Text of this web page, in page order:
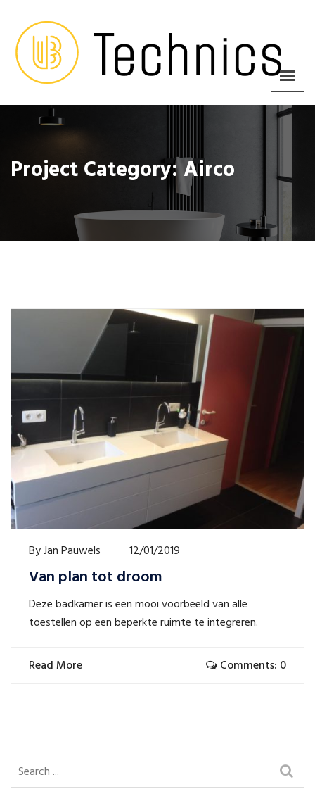
Project Category:Airco
ByJan Pauwels 12/01/2019
Van plan tot droom
Deze badkamer is een mooi voorbeeld van alle
toestellen op een beperkte ruimte te integreren.
Read More Comments: 0